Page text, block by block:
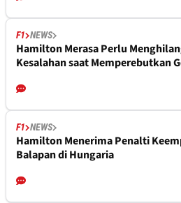
F1 NEWS
Hamilton Merasa Perlu
Kesalahan saat Memperebutkan
F1 NEWS
Hamilton Menerima Penalti
Balapan di Hungaria